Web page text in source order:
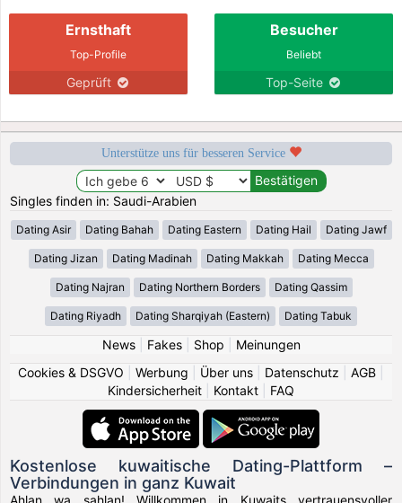
Ernsthaft
Top-Profile
Geprüft
Besucher
Beliebt
Top-Seite
Unterstütze uns für besseren Service
Singles finden in: Saudi-Arabien
Dating Asir Dating Bahah Dating Eastern Dating Hail Dating Jawf
Dating Jizan Dating Madinah Dating Makkah Dating Mecca
Dating Najran Dating Northern Borders Dating Qassim
Dating Riyadh Dating Sharqiyah (Eastern) Dating Tabuk
News| Fakes| Shop
Meinungen
Cookies & DSGVO
Werbung Über uns Datenschutz AGB
Kindersicherheit
Kontakt FAQ
Kostenlose kuwaitische Dating-Plattform –
Verbindungen in ganz Kuwait
Ahlan wa sahlan! Willkommen in Kuwaits vertrauensvoller